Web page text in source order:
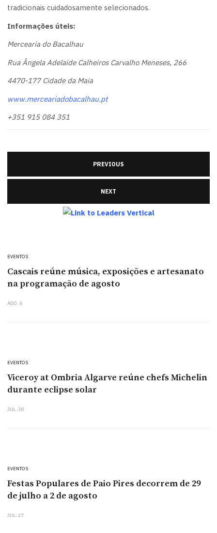
tradicionais cuidadosamente selecionados.
Informações úteis:
Mercearia do Bacalhau
Rua Ângela Adelaide Calheiros Carvalho Meneses, 266
4470-177 Cidade da Maia
www.merceariadobacalhau.pt
+351 915 084 351
PREVIOUS
NEXT
EVENTOS
Cascais reúne música, exposições e artesanato
na programação de agosto
AGO. 6
EVENTOS
Viceroy at Ombria Algarve reúne chefs Michelin
durante eclipse solar
JUL. 30
EVENTOS
Festas Populares de Paio Pires decorrem de 29
de julho a 2 de agosto
JUL. 27